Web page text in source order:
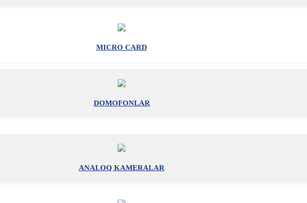
MICRO CARD
DOMOFONLAR
ANALOQ KAMERALAR